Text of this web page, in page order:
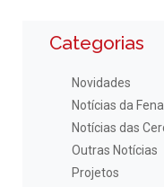
Categorias
Novidades
Notícias da
Notícias das
Outras Notícias
Projetos